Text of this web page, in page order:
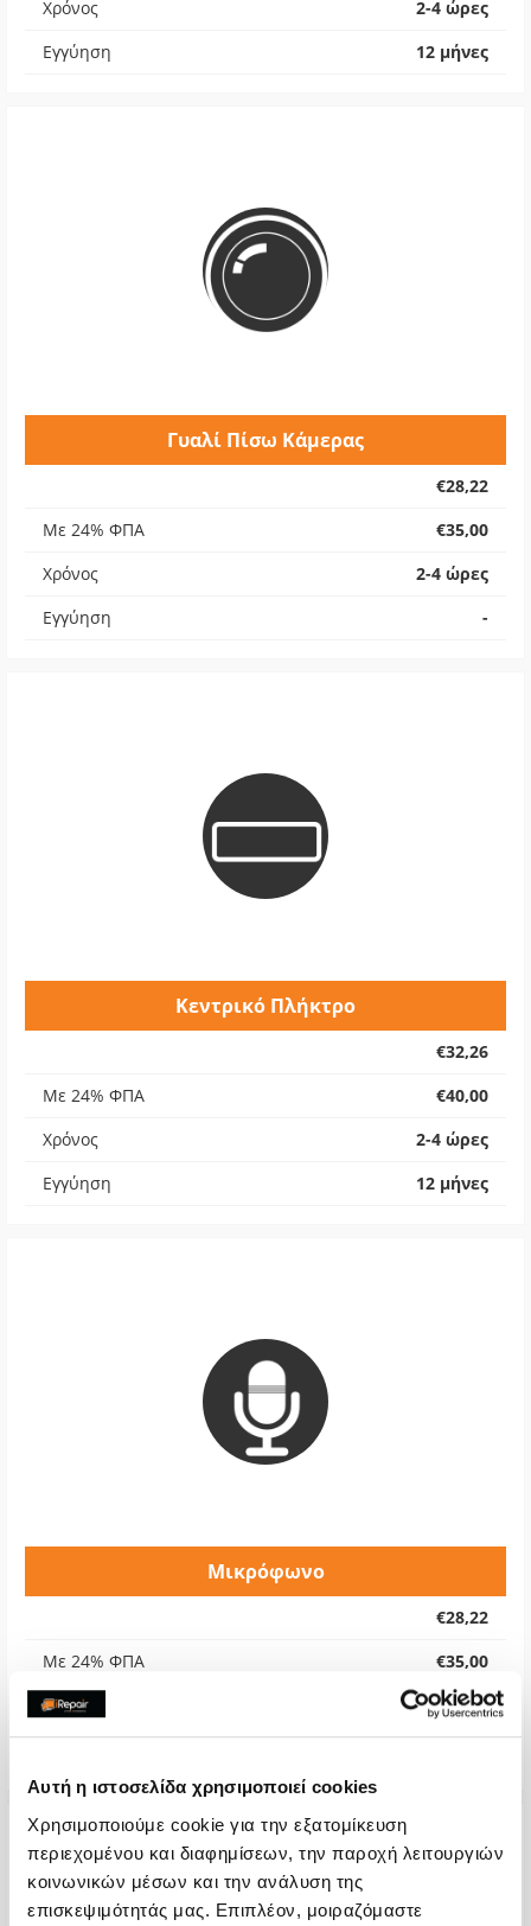
Αυτή η ιστοσελίδα χρησιμοποιεί cookies
Χρησιμοποιούμε cookie για την εξατομίκευση
περιεχομένου και διαφημίσεων, την παροχή λειτουργιών
κοινωνικών μέσων και την ανάλυση της
επισκεψιμότητάς μας. Επιπλέον, μοιραζόμαστε
Χρόνος
2-4 ώρες
Εγγύηση
12 μήνες
Γυαλί Πίσω Κάμερας
€28,22
Με 24% ΦΠΑ
€35,00
Χρόνος
2-4 ώρες
Εγγύηση
-
Κεντρικό Πλήκτρο
€32,26
Με 24% ΦΠΑ
€40,00
Χρόνος
2-4 ώρες
Εγγύηση
12 μήνες
Μικρόφωνο
€28,22
Με 24% ΦΠΑ
€35,00
Χρόνος
2-4 ώρες